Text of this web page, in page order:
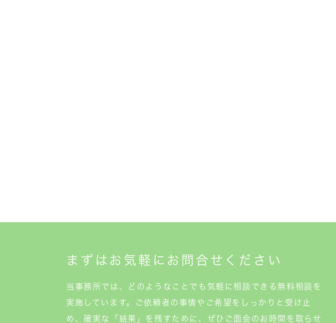
まずはお気軽に お問合せください
当事務所では、どのようなことでも気軽に相談できる無料相談を
実施しています。ご依頼者の事情やご希望をしっかりと受け止
め、確実な「結果」を残すために、ぜひご面会のお時間を取らせ